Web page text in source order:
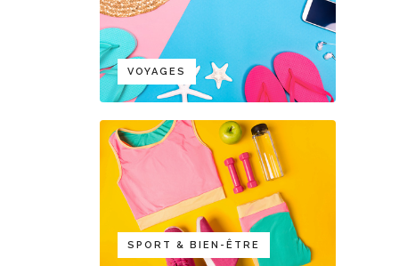
VOYAGES
SPORT & BIEN-ÊTRE